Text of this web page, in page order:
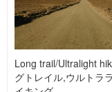
ACTIVITIES
PICK UP ACTIVITIES